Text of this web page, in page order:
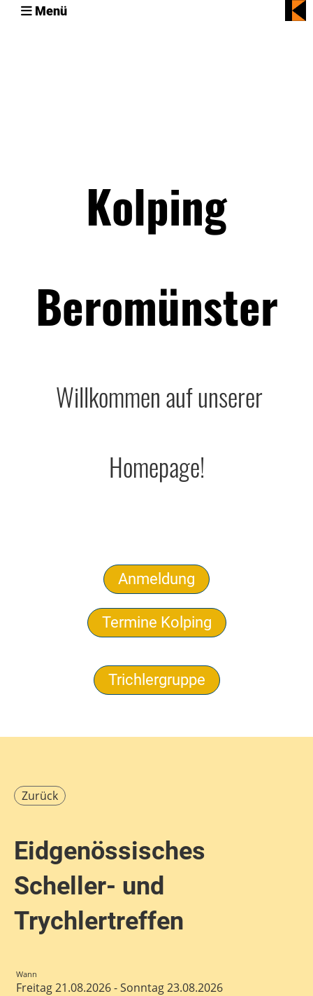
Menü
Kolping
Beromünster
Willkommen auf unserer
Homepage!
Anmeldung
Termine Kolping
Trichlergruppe
Zurück
Eidgenössisches
Scheller- und
Trychlertreffen
Wann
Freitag 21.08.2026 - Sonntag 23.08.2026